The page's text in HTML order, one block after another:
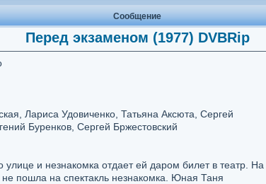
Сообщение
Перед экзаменом (1977) DVBRip
Лариса Удовиченко, Татьяна Аксюта, Сергей
Буренков, Сергей Бржестовский
и незнакомка отдает ей даром билет в театр. На
пошла на спектакль незнакомка. Юная Таня